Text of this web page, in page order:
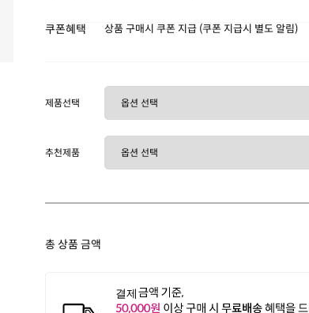
쿠폰혜택 상품 구매시 쿠폰 지급 (쿠폰 지급시 별도 알림)
제품선택
추천제품
총 상품 금액